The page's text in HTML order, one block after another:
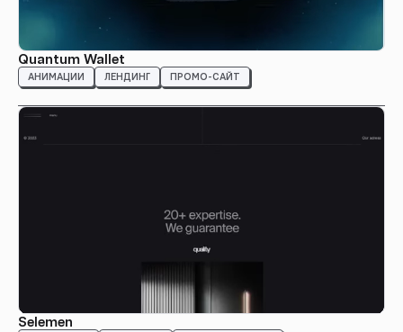
Quantum Wallet
АНИМАЦИИ ЛЕНДИНГ ПРОМО-САЙТ
Selemen